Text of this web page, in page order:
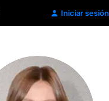
Iniciar sesión